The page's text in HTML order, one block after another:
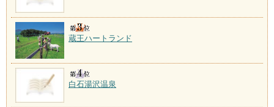
蔵王ハートランド
白石湯沢温泉